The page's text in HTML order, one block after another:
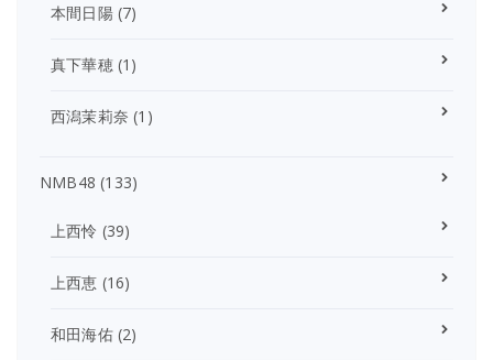
本間日陽(7)
真下華穂(1)
西潟茉莉奈 (1)
NMB48 (133)
上西怜 (39)
上西恵 (16)
和田海佑(2)